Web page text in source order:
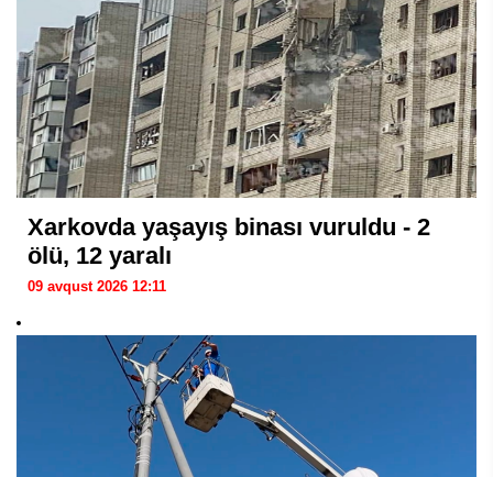
Xarkovda yaşayış binası vuruldu - 2
ölü, 12 yaralı
09 avqust 2026 12:11